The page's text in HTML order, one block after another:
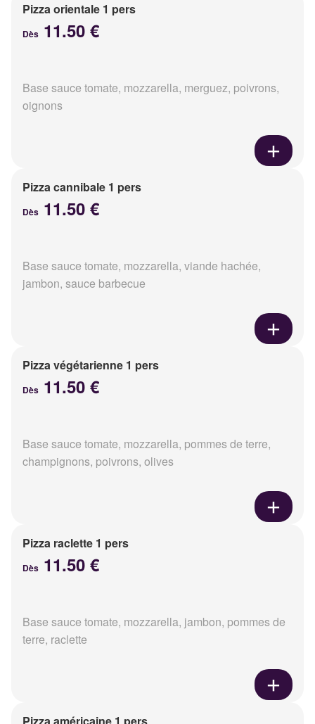
Pizza orientale 1 pers
Dès 11.50 €
Base sauce tomate, mozzarella, merguez, poivrons,
oignons
Pizza cannibale 1 pers
Dès 11.50 €
Base sauce tomate, mozzarella, viande hachée,
jambon, sauce barbecue
Pizza végétarienne 1 pers
Dès 11.50 €
Base sauce tomate, mozzarella, pommes de terre,
champignons, poivrons, olives
Pizza raclette 1 pers
Dès 11.50 €
Base sauce tomate, mozzarella, jambon, pommes de
terre, raclette